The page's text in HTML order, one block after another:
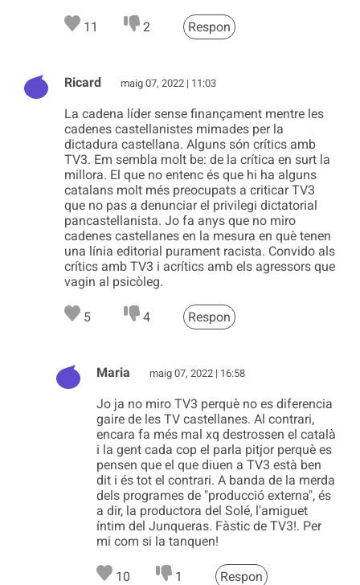
11 2 Respon
Ricard maig 07, 2022 | 11:03
La cadena líder sense finançament mentre les
cadenes castellanistes mimades per la
dictadura castellana. Alguns són crítics amb
TV3. Em sembla molt be: de la crítica en surt la
millora. El que no entenc és que hi ha alguns
catalans molt més preocupats a criticar TV3
que no pas a denunciar el privilegi dictatorial
pancastellanista. Jo fa anys que no miro
cadenes castellanes en la mesura en què tenen
una línia editorial purament racista. Convido als
crítics amb TV3 i acrítics amb els agressors que
vagin al psicòleg.
5 4 Respon
Maria maig 07, 2022 | 16:58
Jo ja no miro TV3 perquè no es diferencia
gaire de les TV castellanes. Al contrari,
encara fa més mal xq destrossen el català
i la gent cada cop el parla pitjor perquè es
pensen que el que diuen a TV3 està ben
dit i és tot el contrari. A banda de la merda
dels programes de "producció externa", és
a dir, la productora del Solé, l'amiguet
íntim del Junqueras. Fàstic de TV3!. Per
mi com si la tanquen!
10 1 Respon